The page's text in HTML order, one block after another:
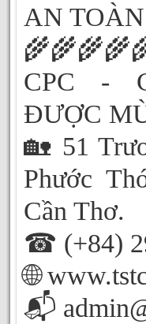
AN
CPC -
ĐƯỢC
🏡 51
Phước
Cần Thơ.
☎ (+84)
🌐
📬